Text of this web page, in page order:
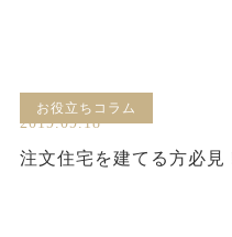
お役立ちコラム
2019.09.18
注文住宅を建てる方必見